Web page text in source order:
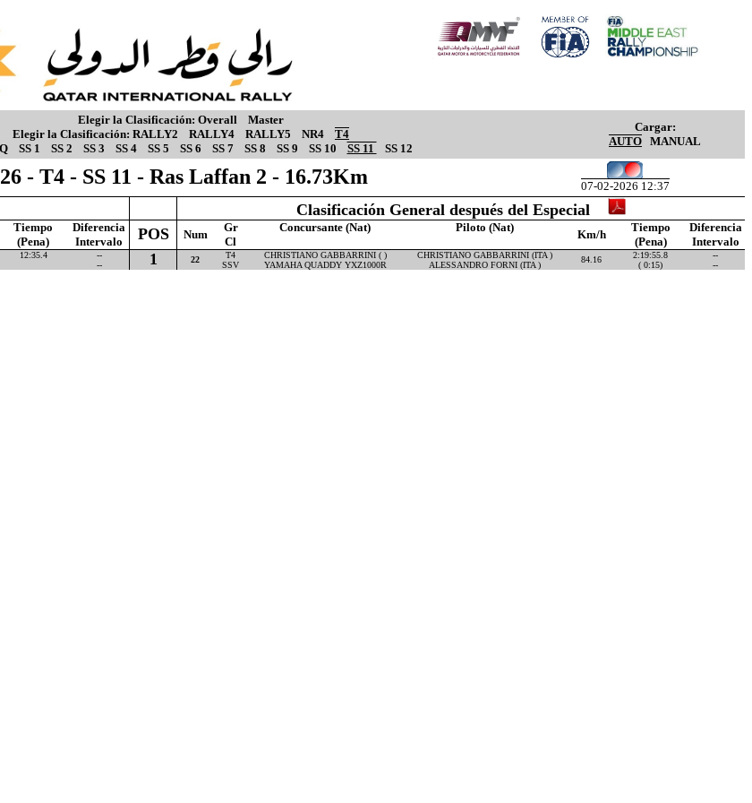
Elegir la Clasificación: Overall
Master
Elegir la Clasificación: RALLY2 RALLY4 RALLY5 NR4
T4
Q SS 1 SS 2 SS 3 SS 4 SS 5 SS 6 SS 7 SS 8 SS 9 SS 10 SS 11 SS 12
Cargar:
AUTO MANUAL
- T4 - SS 11 - Ras Laffan 2 - 16.73Km 07-02-2026 12:37
Clasificación General después del Especial
Tiempo Diferencia POS Num
Gr Concursante (Nat) Piloto (Nat)
Km/h
Tiempo
Diferencia
(Pena) Intervalo Cl (Pena) Intervalo
12:35.4 -- 1 22 T4 CHRISTIANO GABBARRINI ( ) CHRISTIANO GABBARRINI (ITA ) 84.16 2:19:55.8
--
-- SSV YAMAHA QUADDY YXZ1000R ALESSANDRO FORNI (ITA ) ( 0:15) --